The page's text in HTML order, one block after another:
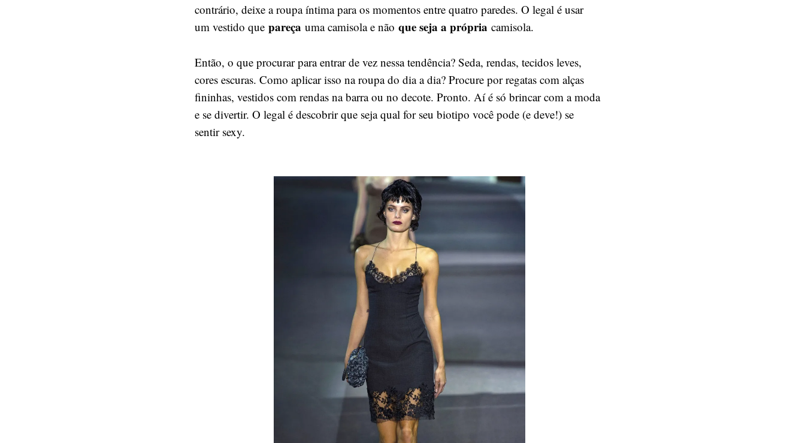
contrário, deixe a roupa íntima para os momentos entre quatro paredes. O legal é usar
um vestido quepareça uma camisola e nãoque seja a própriacamisola.
Então, o que procurar para entrar de vez nessa tendência? Seda, rendas, tecidos leves,
cores escuras. Como aplicar isso na roupa do dia a dia? Procure por regatas com alças
fininhas, vestidos com rendas na barra ou no decote. Pronto. Aí é só brincar com a moda
e se divertir. O legal é descobrir que seja qual for seu biotipo você pode (e deve!) se
sentir sexy.